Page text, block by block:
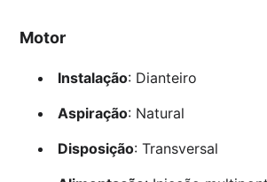
Motor
Instalação: Dianteiro
Aspiração: Natural
Disposição: Transversal